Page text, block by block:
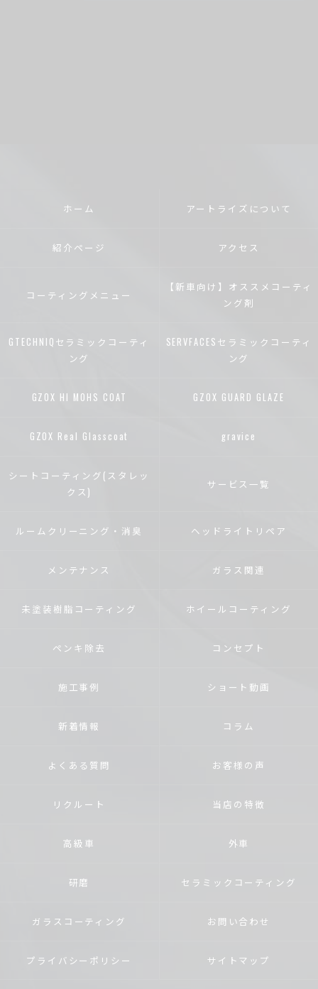
ホーム アートライズについて
紹介ページ アクセス
コーティングメニュー
【新車向け】オススメコーティ
ング剤
GTECHNIQセラミックコーティ
ング
SERVFACESセラミックコーティ
ング
GZOX HI MOHS COAT GZOX GUARD GLAZE
GZOX Real Glasscoat gravice
シートコーティング(スタレッ
クス)
サービス一覧
ルームクリーニング・消臭 ヘッドライトリペア
メンテナンス ガラス関連
未塗装樹脂コーティング ホイールコーティング
ペンキ除去 コンセプト
施工事例 ショート動画
新着情報 コラム
よくある質問 お客様の声
リクルート 当店の特徴
高級車 外車
研磨 セラミックコーティング
ガラスコーティング お問い合わせ
プライバシーポリシー サイトマップ